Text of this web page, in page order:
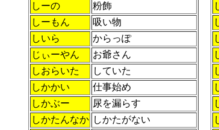
しーの
粉飾
しーもん
吸い物
しいら
からっぽ
じぃーやん
お爺さん
しおらいた
していた
しかかい
仕事始め
しかぶー
尿を漏らす
しかたんなか しかたがない